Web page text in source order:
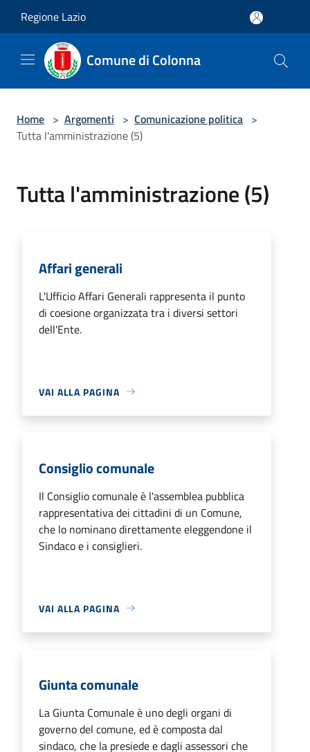
Regione Lazio
Comune di Colonna
Home > Argomenti > Comunicazione politica >
Tutta l'amministrazione (5)
Tutta l'amministrazione (5)
Affari generali
L'Ufficio Affari Generali rappresenta il punto
di coesione organizzata tra i diversi settori
dell'Ente.
VAI ALLA PAGINA
Consiglio comunale
Il Consiglio comunale è l'assemblea pubblica
rappresentativa dei cittadini di un Comune,
che lo nominano direttamente eleggendone il
Sindaco e i consiglieri.
VAI ALLA PAGINA
Giunta comunale
La Giunta Comunale è uno degli organi di
governo del comune, ed è composta dal
sindaco, che la presiede e dagli assessori che